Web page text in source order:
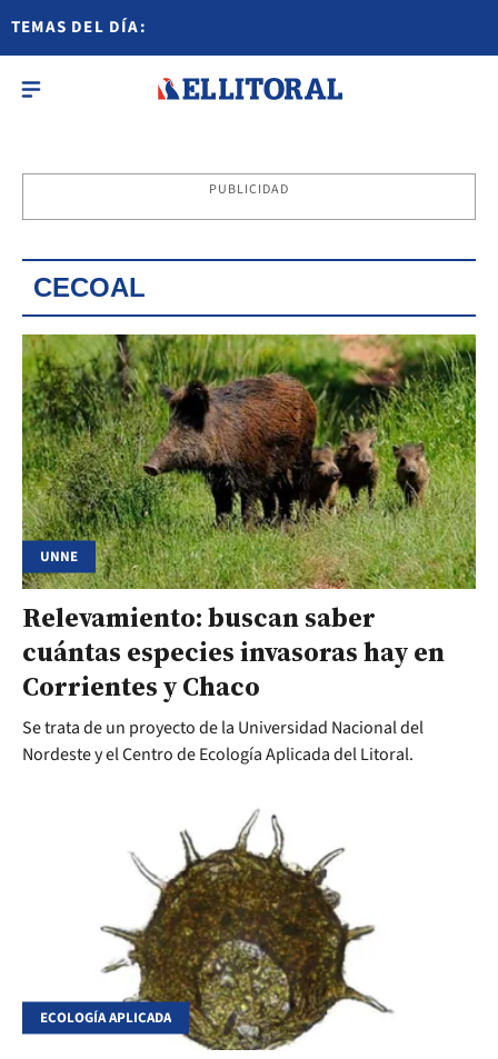
TEMAS DEL DÍA:
PUBLICIDAD
CECOAL
UNNE
Relevamiento: buscan saber
cuántas especies invasoras hay en
Corrientes y Chaco
Se trata de un proyecto de la Universidad Nacional del
Nordeste y el Centro de Ecología Aplicada del Litoral.
ECOLOGÍA APLICADA